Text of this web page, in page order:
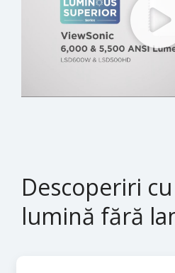
Descoperiri
lumină fără